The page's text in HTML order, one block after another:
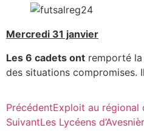
Mercredi 31 janvier
Les 6 cadets ont remporté
des situations compromises.
PrécédentExploit au régional
SuivantLes Lycéens